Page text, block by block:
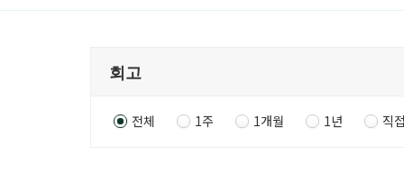
전체 1주 1개월 1년 직